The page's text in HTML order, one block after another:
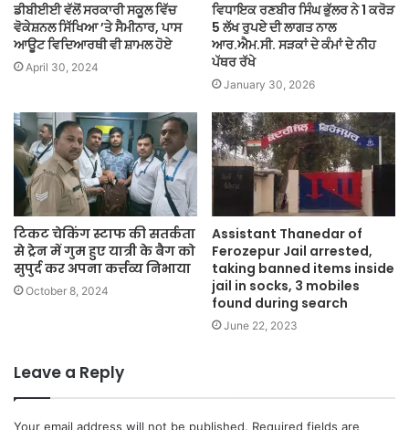
ਡੀਬੀਈਈ ਵੱਲੋਂ ਸਰਕਾਰੀ ਸਕੂਲ ਵਿੱਚ
ਵੋਕੇਸ਼ਨਲ ਸਿੱਖਿਆ ’ਤੇ ਸੈਮੀਨਾਰ, ਪਾਸ
ਆਊਟ ਵਿਦਿਆਰਥੀ ਵੀ ਸ਼ਾਮਲ ਹੋਏ
April 30, 2024
ਵਿਧਾਇਕ ਰਣਬੀਰ ਸਿੰਘ ਭੁੱਲਰ ਨੇ 1 ਕਰੋੜ
5 ਲੱਖ ਰੁਪਏ ਦੀ ਲਾਗਤ ਨਾਲ
ਆਰ.ਐਮ.ਸੀ. ਸੜਕਾਂ ਦੇ ਕੰਮਾਂ ਦੇ ਨੀਹ
ਪੱਥਰ ਰੱਖੇ
January 30, 2026
टिकट चेकिंग स्टाफ की सतर्कता
से ट्रेन में गुम हुए यात्री के बैग को
सुपुर्द कर अपना कर्त्तव्य निभाया
October 8, 2024
Assistant Thanedar of
Ferozepur Jail arrested,
taking banned items inside
jail in socks, 3 mobiles
found during search
June 22, 2023
Leave a Reply
Your email address will not be published. Required fields are